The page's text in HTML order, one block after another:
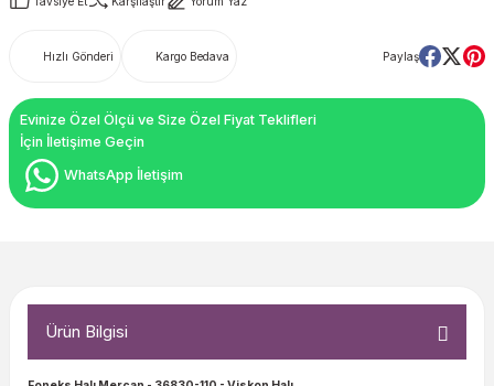
Hızlı Gönderi Kargo Bedava Paylaş
Evinize Özel Ölçü ve Size Özel Fiyat Teklifleri
İçin İletişime Geçin
WhatsApp İletişim
Ürün Bilgisi